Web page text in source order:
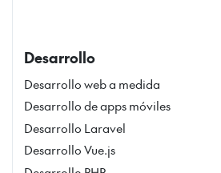
Desarrollo
Desarrollo web a medida
Desarrollo de apps móviles
Desarrollo Laravel
Desarrollo Vue.js